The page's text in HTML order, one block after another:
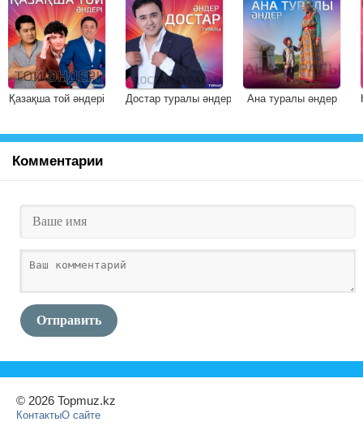
Қазақша той әндері Достар туралы әндер Ана туралы әндер
Комментарии
Отправить
© 2026 Topmuz.kz
КонтактыО сайте